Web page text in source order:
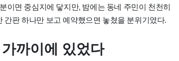
이면 중심지에 닿지만, 밤에는 동네 주민이 천천히
판 하나만 보고 예약했으면 놓쳤을 분위기였다.
까이에 있었다